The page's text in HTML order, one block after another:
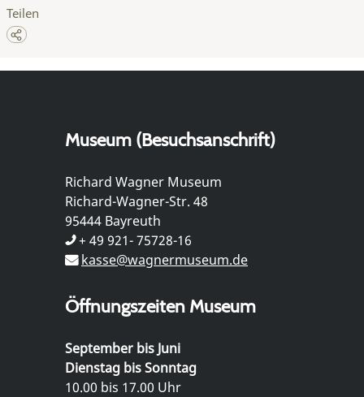
Teilen
Museum (Besuchsanschrift)
Richard Wagner Museum
Richard-Wagner-Str. 48
95444 Bayreuth
+ 49 921- 75728-16
kasse@wagnermuseum.de
Öffnungszeiten Museum
September bis Juni
Dienstag bis Sonntag
10.00 bis 17.00 Uhr